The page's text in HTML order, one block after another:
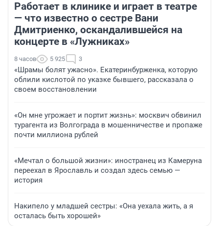
Работает в клинике и играет в театре
— что известно о сестре Вани
Дмитриенко, оскандалившейся на
концерте в «Лужниках»
8 часов 5 925 3
«Шрамы болят ужасно». Екатеринбурженка, которую
облили кислотой по указке бывшего, рассказала о
своем восстановлении
«Он мне угрожает и портит жизнь»: москвич обвинил
турагента из Волгограда в мошенничестве и пропаже
почти миллиона рублей
«Мечтал о большой жизни»: иностранец из Камеруна
переехал в Ярославль и создал здесь семью —
история
Накипело у младшей сестры: «Она уехала жить, а я
осталась быть хорошей»